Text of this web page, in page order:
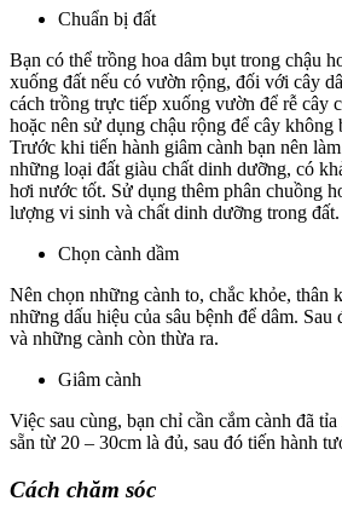
Chuẩn bị đất
Bạn có thể trồng hoa dâm bụt trong chậu
xuống đất nếu có vườn rộng, đối với cây
cách trồng trực tiếp xuống vườn để rễ cây
hoặc nên sử dụng chậu rộng để cây
Trước khi tiến hành giâm cành bạn nên
những loại đất giàu chất dinh dưỡng, có
hơi nước tốt. Sử dụng thêm phân chuồng
lượng vi sinh và chất dinh dưỡng trong đất.
Chọn cành dầm
Nên chọn những cành to, chắc khỏe, thân
những dấu hiệu của sâu bệnh để dâm. Sau
và những cành còn thừa ra.
Giâm cành
Việc sau cùng, bạn chỉ cần cắm cành đã
sẵn từ 20 – 30cm là đủ, sau đó tiến hành
Cách chăm sóc